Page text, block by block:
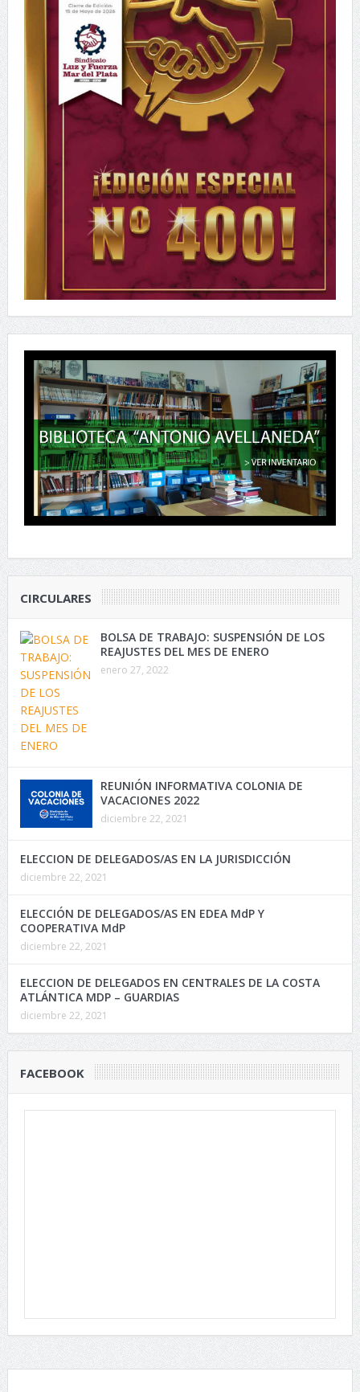
CIRCULARES
BOLSA DE TRABAJO: SUSPENSIÓN DE LOS
REAJUSTES DEL MES DE ENERO
enero 27, 2022
REUNIÓN INFORMATIVA COLONIA DE
VACACIONES 2022
diciembre 22, 2021
ELECCION DE DELEGADOS/AS EN LA JURISDICCIÓN
diciembre 22, 2021
ELECCIÓN DE DELEGADOS/AS EN EDEA MdP Y
COOPERATIVA MdP
diciembre 22, 2021
ELECCION DE DELEGADOS EN CENTRALES DE LA COSTA
ATLÁNTICA MDP – GUARDIAS
diciembre 22, 2021
FACEBOOK